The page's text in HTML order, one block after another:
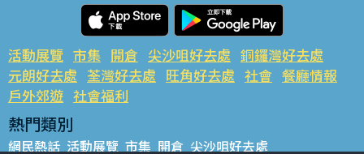
活動展覽 市集 開倉 尖沙咀好去處 銅鑼灣好去處
元朗好去處 荃灣好去處 旺角好去處 社會 餐廳情報
戶外郊遊 社會福利
熱門類別
網民熱話 活動展覽 市集 開倉 尖沙咀好去處